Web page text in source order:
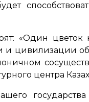
«Один цветок
и цивилизации
центра